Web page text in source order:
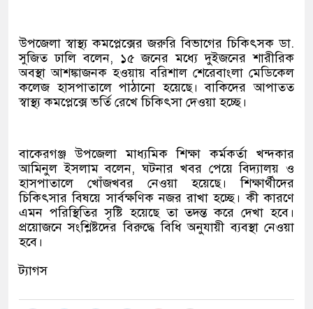
উপজেলা স্বাস্থ্য কমপ্লেক্সের জরুরি বিভাগের চিকিৎসক ডা.
সুজিত ঢালি বলেন, ১৫ জনের মধ্যে দুইজনের শারীরিক
অবস্থা আশঙ্কাজনক হওয়ায় বরিশাল শেরেবাংলা মেডিকেল
কলেজ হাসপাতালে পাঠানো হয়েছে। বাকিদের আপাতত
স্বাস্থ্য কমপ্লেক্সে ভর্তি রেখে চিকিৎসা দেওয়া হচ্ছে।
বাকেরগঞ্জ উপজেলা মাধ্যমিক শিক্ষা কর্মকর্তা খন্দকার
আমিনুল ইসলাম বলেন, ঘটনার খবর পেয়ে বিদ্যালয় ও
হাসপাতালে খোঁজখবর নেওয়া হয়েছে। শিক্ষার্থীদের
চিকিৎসার বিষয়ে সার্বক্ষণিক নজর রাখা হচ্ছে। কী কারণে
এমন পরিস্থিতির সৃষ্টি হয়েছে তা তদন্ত করে দেখা হবে।
প্রয়োজনে সংশ্লিষ্টদের বিরুদ্ধে বিধি অনুযায়ী ব্যবস্থা নেওয়া
হবে।
ট্যাগস